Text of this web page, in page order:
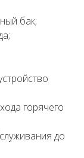
бак;
горячего
до